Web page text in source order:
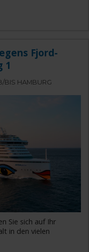
Fjord-
1
BIS HAMBURG
Sie sich auf Ihr
in den vielen